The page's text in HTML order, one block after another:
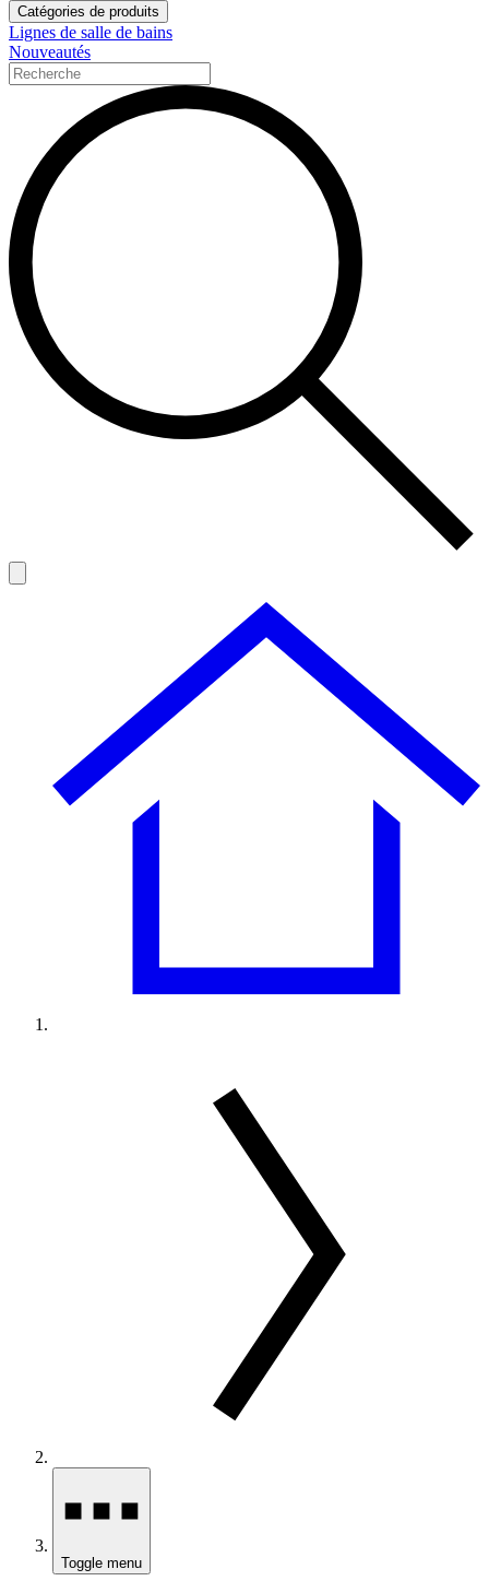
Catégories de produits
Lignes de salle de bains
Nouveautés
Toggle menu